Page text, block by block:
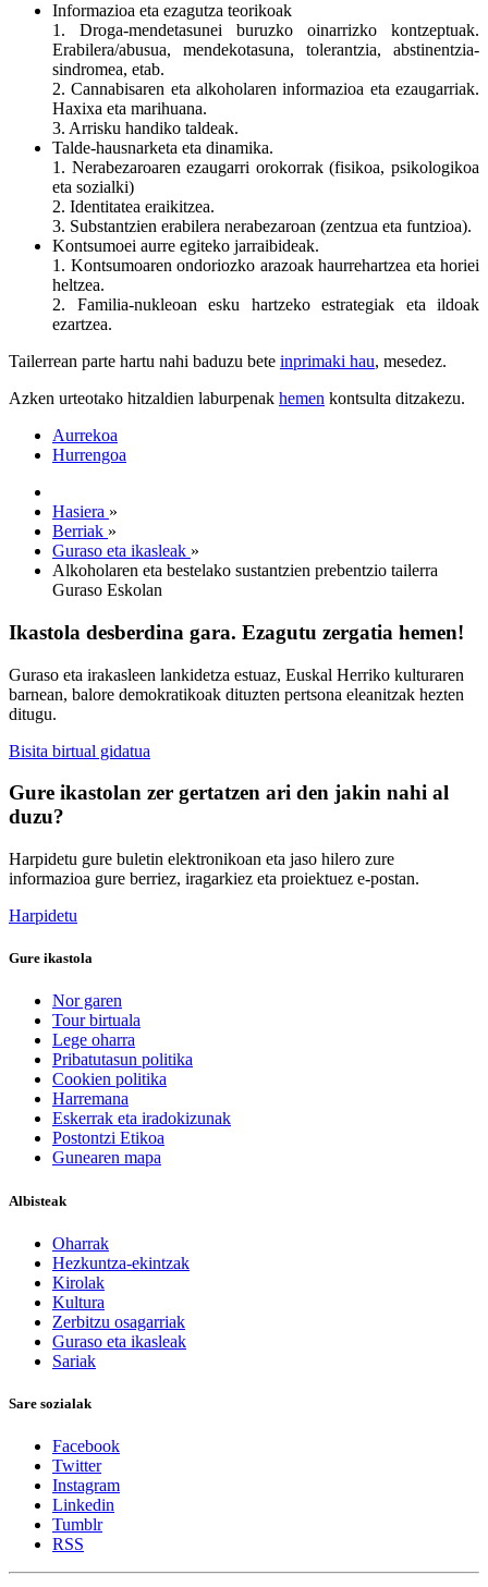
Informazioa eta ezagutza teorikoak
1. Droga-mendetasunei buruzko oinarrizko kontzeptuak.
Erabilera/abusua, mendekotasuna, tolerantzia, abstinentzia-
sindromea, etab.
2. Cannabisaren eta alkoholaren informazioa eta ezaugarriak.
Haxixa eta marihuana.
3. Arrisku handiko taldeak.
Talde-hausnarketa eta dinamika.
1. Nerabezaroaren ezaugarri orokorrak (fisikoa, psikologikoa
eta sozialki)
2. Identitatea eraikitzea.
3. Substantzien erabilera nerabezaroan (zentzua eta funtzioa).
Kontsumoei aurre egiteko jarraibideak.
1. Kontsumoaren ondoriozko arazoak haurrehartzea eta horiei
heltzea.
2. Familia-nukleoan esku hartzeko estrategiak eta ildoak
ezartzea.
Tailerrean parte hartu nahi baduzu bete inprimaki hau, mesedez.
Azken urteotako hitzaldien laburpenak hemen kontsulta ditzakezu.
Aurrekoa
Hurrengoa
Hasiera »
Berriak »
Guraso eta ikasleak »
Alkoholaren eta bestelako sustantzien prebentzio tailerra
Guraso Eskolan
Ikastola desberdina gara. Ezagutu zergatia hemen!
Guraso eta irakasleen lankidetza estuaz, Euskal Herriko kulturaren
barnean, balore demokratikoak dituzten pertsona eleanitzak hezten
ditugu.
Bisita birtual gidatua
Gure ikastolan zer gertatzen ari den jakin nahi al
duzu?
Harpidetu gure buletin elektronikoan eta jaso hilero zure
informazioa gure berriez, iragarkiez eta proiektuez e-postan.
Harpidetu
Gure ikastola
Nor garen
Tour birtuala
Lege oharra
Pribatutasun politika
Cookien politika
Harremana
Eskerrak eta iradokizunak
Postontzi Etikoa
Gunearen mapa
Albisteak
Oharrak
Hezkuntza-ekintzak
Kirolak
Kultura
Zerbitzu osagarriak
Guraso eta ikasleak
Sariak
Sare sozialak
Facebook
Twitter
Instagram
Linkedin
Tumblr
RSS